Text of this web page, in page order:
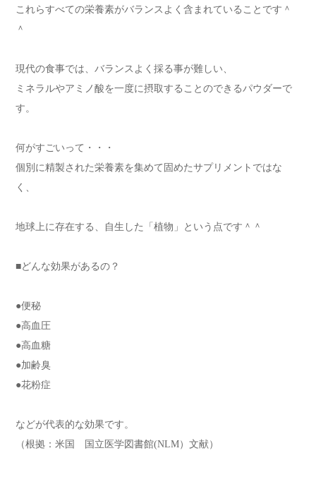
これらすべての栄養素がバランスよく含まれていることです＾
＾
現代の食事では、バランスよく採る事が難しい、
ミネラルやアミノ酸を一度に摂取することのできるパウダーで
す。
何がすごいって・・・
個別に精製された栄養素を集めて固めたサプリメントではな
く、
地球上に存在する、自生した「植物」という点です＾＾
■どんな効果があるの？
●便秘
●高血圧
●高血糖
●加齢臭
●花粉症
などが代表的な効果です。
（根拠：米国 国立医学図書館(NLM）文献）